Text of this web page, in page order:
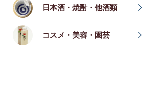
日本酒・焼酎・他酒類
コスメ・美容・園芸